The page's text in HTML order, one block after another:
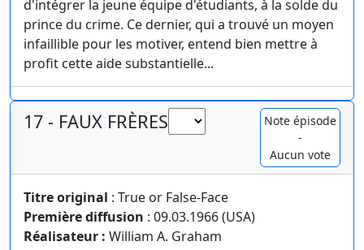
d'intégrer la jeune équipe d'étudiants, à la solde du
prince du crime. Ce dernier, qui a trouvé un moyen
infaillible pour les motiver, entend bien mettre à
profit cette aide substantielle...
17 - FAUX FRÈRES
Note épisode
-
Aucun vote
Titre original : True or False-Face
Première diffusion : 09.03.1966 (USA)
Réalisateur : William A. Graham